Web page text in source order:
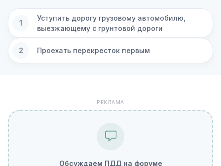
1
Уступить дорогу грузовому автомобилю,
выезжающему с грунтовой дороги
2 Проехать перекресток первым
РЕКЛАМА
Обсуждаем ПДД на форуме